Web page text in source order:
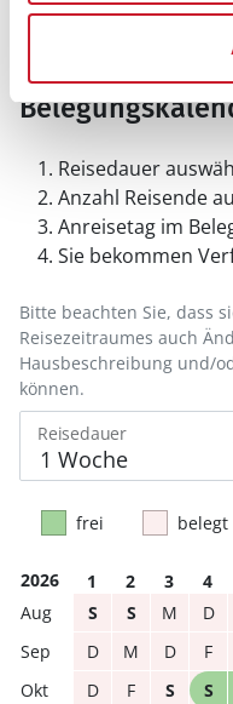
Reisedauer
Anzahl Reisende
Anreisetag im
Sie bekommen
Reisedauer
Bitte beachten Sie, dass
Reisezeitraumes auch
Hausbeschreibung und/
können.
frei belegt
2026 1 2 3 4
S
S M D
D
M D F
D
F S S